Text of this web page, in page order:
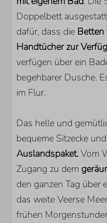
Kühlschrank mit
Nespresso
Kombi-Mikrowelle
Quooker
LAGE
Am Wasser
Ruhige Lage
Im 1. Stock
PARKEN
Veerse Wende
Doppelbett
dafür, dass die Betten
Handtücher zur
verfügen über ein
begehbarer Dusche.
im Flur.
Das helle und
bequeme Sitzecke
Auslandspaket.Vom
Zugang zu dem
den ganzen Tag über
das weite Veerse
frühen